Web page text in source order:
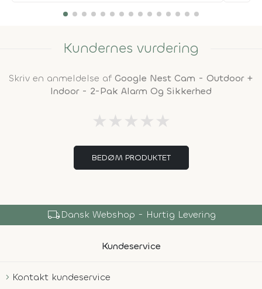
Kundernes vurdering
Skriv en anmeldelse af Google Nest Cam - Outdoor +
Indoor - 2-Pak Alarm Og Sikkerhed
★ ★ ★ ★ ★
BEDØM PRODUKTET
local_shippingDansk Webshop - Hurtig Levering
Kundeservice
Kontakt kundeservice